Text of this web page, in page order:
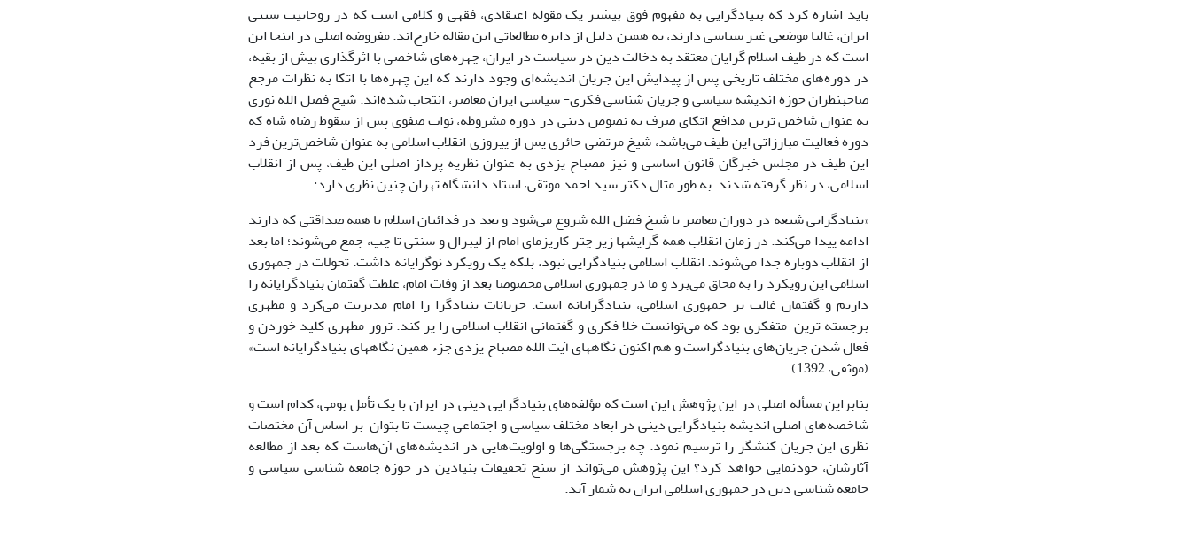
باید اشاره کرد که بنیادگرایی به مفهوم فوق بیشتر یک مقوله اعتقادی، فقهی و کلامی است که در روحانیت سنتی
ایران، غالبا موضعی غیر سیاسی دارند، به همین دلیل از دایره مطالعاتی این مقاله خارج‌اند. مفروضه اصلی در اینجا این
است که در طیف اسلام گرایان معتقد به دخالت دین در سیاست در ایران، چهره‌های شاخصی با اثرگذاری بیش از بقیه،
در دوره‌های مختلف تاریخی پس از پیدایش این جریان اندیشه‌ای وجود دارند که این چهره‌ها با اتکا به نظرات مرجع
صاحبنظران حوزه اندیشه سیاسی و جریان شناسی فکری- سیاسی ایران معاصر، انتخاب شده‌اند. شیخ فضل الله نوری
به عنوان شاخص ترین مدافع اتکای صرف به نصوص دینی در دوره مشروطه، نواب صفوی پس از سقوط رضاه شاه که
دوره فعالیت مبارزاتی این طیف می‌باشد، شیخ مرتضی حائری پس از پیروزی انقلاب اسلامی به عنوان شاخص‌ترین فرد
این طیف در مجلس خبرگان قانون اساسی و نیز مصباح یزدی به عنوان نظریه پرداز اصلی این طیف، پس از انقلاب
اسلامی، در نظر گرفته شدند. به طور مثال دکتر سید احمد موثقی، استاد دانشگاه تهران چنین نظری دارد:
«بنیادگرایی شیعه در دوران معاصر با شیخ فضل الله شروع می‌شود و بعد در فدائیان اسلام با همه صداقتی که دارند
ادامه پیدا می‌کند. در زمان انقلاب همه گرایش​ها زیر چتر کاریزمای امام از لیبرال و سنتی تا چپ، جمع می‌شوند؛ اما بعد
از انقلاب دوباره جدا می‌شوند. انقلاب اسلامی بنیادگرایی نبود، بلکه یک رویکرد نوگرایانه داشت. تحولات در جمهوری
اسلامی این رویکرد را به محاق می‌برد و ما در جمهوری اسلامی مخصوصا بعد از وفات امام، غلظت گفتمان بنیادگرایانه را
داریم و گفتمان غالب بر جمهوری اسلامی، بنیادگرایانه است. جریانات بنیادگرا را امام مدیریت می‌کرد و مطهری
برجسته ترین متفکری بود که می‌توانست خلا فکری و گفتمانی انقلاب اسلامی را پر کند. ترور مطهری کلید خوردن و
فعال شدن جریان‌های بنیادگراست و هم اکنون نگاه​های آیت الله مصباح یزدی جزء همین نگاه​های بنیادگرایانه است»
(موثقی، 1392).
بنابراین مسأله اصلی در این پژوهش این است که مؤلفه‌های بنیادگرایی دینی در ایران با یک تأمل بومی، کدام است و
شاخصه‌های اصلی اندیشه بنیادگرایی دینی در ابعاد مختلف سیاسی و اجتماعی چیست تا بتوان بر اساس آن مختصات
نظری این جریان کنشگر را ترسیم نمود. چه برجستگی‌ها و اولویت‌هایی در اندیشه‌های آن‌هاست که بعد از مطالعه
آثارشان، خودنمایی خواهد کرد؟ این پژوهش می‌تواند از سنخ تحقیقات بنیادین در حوزه جامعه شناسی سیاسی و
جامعه شناسی دین در جمهوری اسلامی ایران به شمار آید.